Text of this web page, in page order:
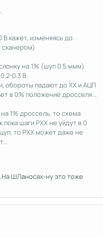
В кажет, изменяясь до
сканером)
на 1% (шуп 0.5 ммм)
0.3 В.
обороты падают до ХХ и АЦП
в 0% положение дросселя...
1% дроссель, то схема
пока шаги РХХ не уйдут в 0
то РХХ может даже не
ШЛаносах-ну это тоже